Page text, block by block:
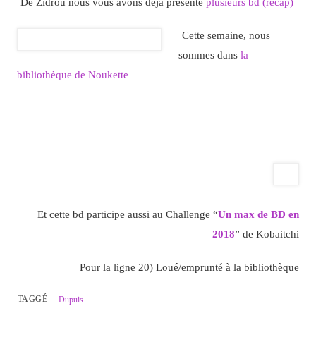
Cette semaine, nous
sommes dans la
bibliothèque de Noukette
Et cette bd participe aussi au Challenge “Un max de BD en
2018” de Kobaitchi
Pour la ligne 20) Loué/emprunté à la bibliothèque
TAGGÉ Dupuis